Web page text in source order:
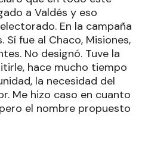
a Valdés y eso
En la campaña
Sí fue al Chaco, Misiones,
No designó. Tuve la
hace mucho tiempo
la necesidad del
Me hizo caso en cuanto
el nombre propuesto